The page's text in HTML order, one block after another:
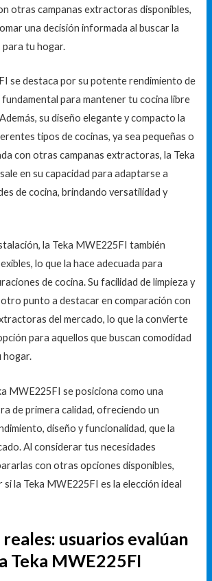
otras campanas extractoras disponibles,
una decisión informada al buscar la
tu hogar.
se destaca por su potente rendimiento de
para mantener tu cocina libre
su diseño elegante y compacto la
tipos de cocinas, ya sea pequeñas o
con otras campanas extractoras, la Teka
en su capacidad para adaptarse a
de cocina, brindando versatilidad y
la Teka MWE225FI también
lo que la hace adecuada para
de cocina. Su facilidad de limpieza y
punto a destacar en comparación con
del mercado, lo que la convierte
para aquellos que buscan comodidad
hogar.
MWE225FI se posiciona como una
de primera calidad, ofreciendo un
diseño y funcionalidad, que la
Al considerar tus necesidades
con otras opciones disponibles,
la Teka MWE225FI es la elección ideal
usuarios evalúan
Teka MWE225FI